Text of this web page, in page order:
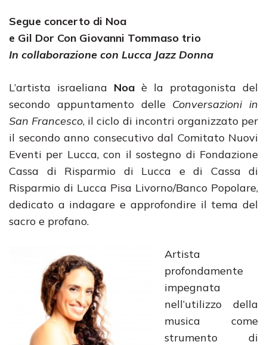
Segue concerto di Noa
e Gil Dor Con Giovanni Tommaso trio
In collaborazione con Lucca Jazz Donna
L’artista israeliana Noa è la protagonista del
secondo appuntamento delle Conversazioni in
San Francesco, il ciclo di incontri organizzato per
il secondo anno consecutivo dal Comitato Nuovi
Eventi per Lucca, con il sostegno di Fondazione
Cassa di Risparmio di Lucca e di Cassa di
Risparmio di Lucca Pisa Livorno/Banco Popolare,
dedicato a indagare e approfondire il tema del
sacro e profano.
Artista
profondamente
impegnata
nell’utilizzo della
musica come
strumento di